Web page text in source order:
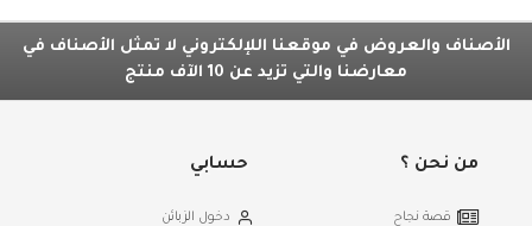
الأصناف والعروض في موقعنا اللإلكتروني لا تمثل الأصناف في
معارضنا والتي تزيد عن 10 الآف منتج
من نحن ؟
قصة نجاح
حسابي
دخول الزبائن